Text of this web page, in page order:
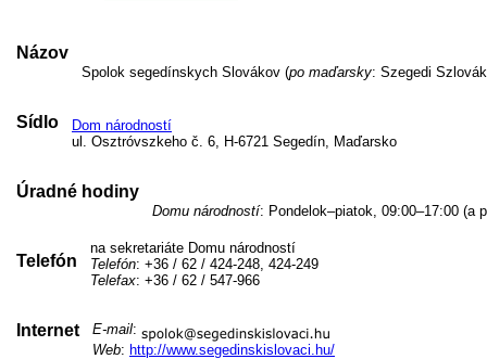
Názov
Spolok segedínskych Slovákov (po maďarsky: Szegedi
Sídlo
Dom národností
ul. Osztróvszkeho č. 6, H-6721 Segedín, Maďarsko
Úradné hodiny
Domu národností: Pondelok–piatok, 09:00–17:00 (a
Telefón
na sekretariáte Domu národností
Telefón: +36 / 62 / 424-248, 424-249
Telefax: +36 / 62 / 547-966
Internet E-mail:
Web: http://www.segedinskislovaci.hu/